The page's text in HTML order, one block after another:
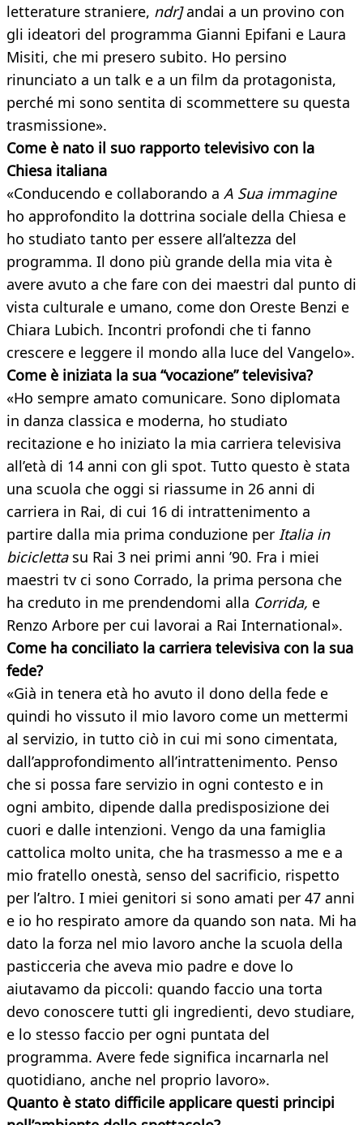
letterature straniere, ndr]andai a un provino con
gli ideatori del programma Gianni Epifani e Laura
Misiti, che mi presero subito. Ho persino
rinunciato a un talk e a un film da protagonista,
perché mi sono sentita di scommettere su questa
trasmissione».
Come è nato il suo rapporto televisivo con la
Chiesa italiana
«Conducendo e collaborando a A Sua immagine
ho approfondito la dottrina sociale della Chiesa e
ho studiato tanto per essere all’altezza del
programma. Il dono più grande della mia vita è
avere avuto a che fare con dei maestri dal punto di
vista culturale e umano, come don Oreste Benzi e
Chiara Lubich. Incontri profondi che ti fanno
crescere e leggere il mondo alla luce del Vangelo».
Come è iniziata la sua “vocazione” televisiva?
«Ho sempre amato comunicare. Sono diplomata
in danza classica e moderna, ho studiato
recitazione e ho iniziato la mia carriera televisiva
all’età di 14 anni con gli spot. Tutto questo è stata
una scuola che oggi si riassume in 26 anni di
carriera in Rai, di cui 16 di intrattenimento a
partire dalla mia prima conduzione per Italia in
biciclettasu Rai 3 nei primi anni ’90. Fra i miei
maestri tv ci sono Corrado, la prima persona che
ha creduto in me prendendomi alla Corrida, e
Renzo Arbore per cui lavorai a Rai International».
Come ha conciliato la carriera televisiva con la sua
fede?
«Già in tenera età ho avuto il dono della fede e
quindi ho vissuto il mio lavoro come un mettermi
al servizio, in tutto ciò in cui mi sono cimentata,
dall’approfondimento all’intrattenimento. Penso
che si possa fare servizio in ogni contesto e in
ogni ambito, dipende dalla predisposizione dei
cuori e dalle intenzioni. Vengo da una famiglia
cattolica molto unita, che ha trasmesso a me e a
mio fratello onestà, senso del sacrificio, rispetto
per l’altro. I miei genitori si sono amati per 47 anni
e io ho respirato amore da quando son nata. Mi ha
dato la forza nel mio lavoro anche la scuola della
pasticceria che aveva mio padre e dove lo
aiutavamo da piccoli: quando faccio una torta
devo conoscere tutti gli ingredienti, devo studiare,
e lo stesso faccio per ogni puntata del
programma. Avere fede significa incarnarla nel
quotidiano, anche nel proprio lavoro».
Quanto è stato difficile applicare questi principi